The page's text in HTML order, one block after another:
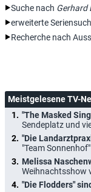
Suche nach Gerhard
erweiterte
Recherche nach
Meistgelesene TV-
"The Masked
Sendeplatz und
"Die
"Team Sonnenhof"
Melissa
Weihnachtsshow
"Die Flodders"